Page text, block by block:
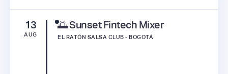
13
AUG
🌅 Sunset Fintech Mixer
EL RATÓN SALSA CLUB - BOGOTÁ